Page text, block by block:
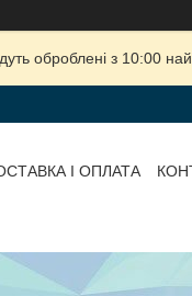
оброблені з 10:00
І ОПЛАТА